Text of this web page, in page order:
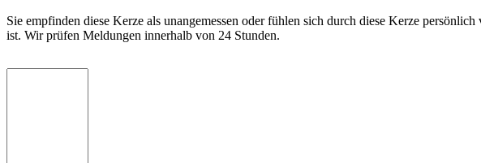
Sie empfinden diese Kerze als unangemessen oder fühlen sich durch diese Kerze
ist. Wir prüfen Meldungen innerhalb von 24 Stunden.